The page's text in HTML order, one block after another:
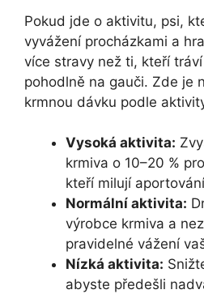
Pokud jde o aktivitu, psi,
vyvážení procházkami​ a
více stravy než ti,‌ kteří
pohodlně⁣ na gauči. Zde je‍
krmnou dávku podle
Vysoká aktivita:
krmiva o 10–20 %
kteří milují
Normální aktivita:
výrobce ‌krmiva a
pravidelné vážení
Nízká‍ aktivita:
⁣abyste předešli